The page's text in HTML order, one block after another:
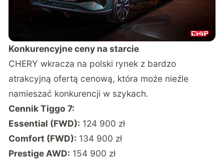
Konkurencyjne ceny na starcie
CHERY wkracza na polski rynek z bardzo
atrakcyjną ofertą cenową, która może nieźle
namieszać konkurencji w szykach.
Cennik Tiggo 7:
Essential (FWD): 124 900 zł
Comfort (FWD): 134 900 zł
Prestige AWD: 154 900 zł